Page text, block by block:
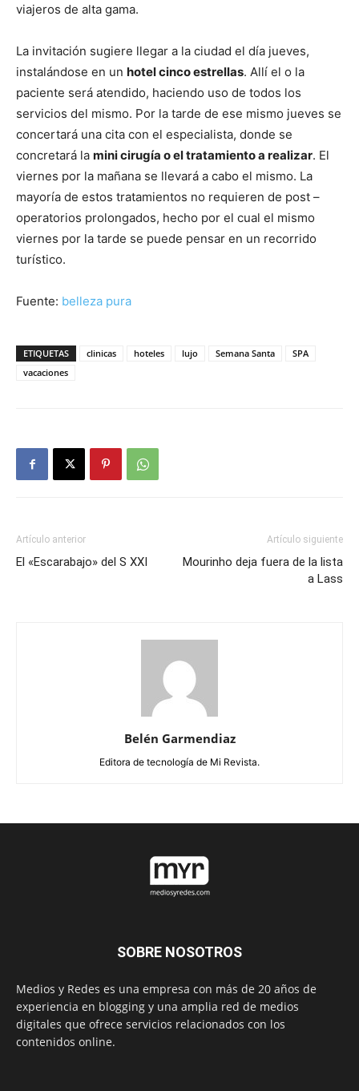
viajeros de alta gama.
La invitación sugiere llegar a la ciudad el día jueves,
instalándose en un hotel cinco estrellas. Allí el o la
paciente será atendido, haciendo uso de todos los
servicios del mismo. Por la tarde de ese mismo jueves se
concertará una cita con el especialista, donde se
concretará la mini cirugía o el tratamiento a realizar. El
viernes por la mañana se llevará a cabo el mismo. La
mayoría de estos tratamientos no requieren de post –
operatorios prolongados, hecho por el cual el mismo
viernes por la tarde se puede pensar en un recorrido
turístico.
Fuente: belleza pura
ETIQUETAS clinicas hoteles lujo Semana Santa
SPA
vacaciones
Artículo anterior
El «Escarabajo» del S XXI
Artículo siguiente
Mourinho deja fuera de la lista
a Lass
Belén Garmendiaz
Editora de tecnología de Mi Revista.
SOBRE NOSOTROS
Medios y Redes es una empresa con más de 20 años de
experiencia en blogging y una amplia red de medios
digitales que ofrece servicios relacionados con los
contenidos online.